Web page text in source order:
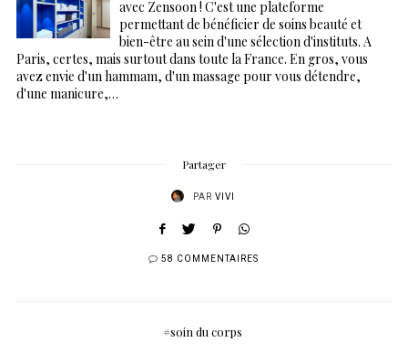
avec Zensoon ! C'est une plateforme
permettant de bénéficier de soins beauté et
bien-être au sein d'une sélection d'instituts. A
Paris, certes, mais surtout dans toute la France. En gros, vous
avez envie d'un hammam, d'un massage pour vous détendre,
d'une manicure,…
Partager
PAR VIVI
58 COMMENTAIRES
soin du corps